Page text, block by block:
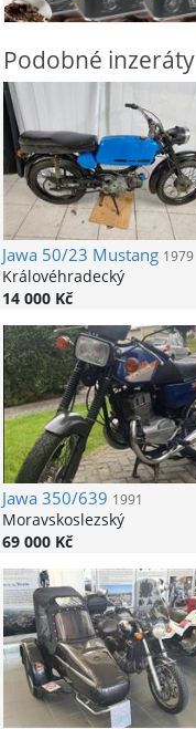
Podobné inzeráty
Jawa50/23 Mustang 1979
Královéhradecký
14 000 Kč
Jawa350/639 1991
Moravskoslezský
69 000 Kč